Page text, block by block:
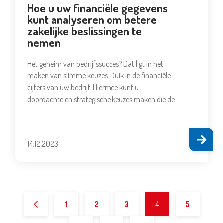
Hoe u uw financiële gegevens
kunt analyseren om betere
zakelijke beslissingen te
nemen
Het geheim van bedrijfssucces? Dat ligt in het
maken van slimme keuzes. Duik in de financiële
cijfers van uw bedrijf. Hiermee kunt u
doordachte en strategische keuzes maken die de
…
14.12.2023
1 2 3 4 5